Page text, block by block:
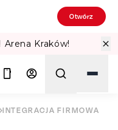
Otwórz
INTEGRACJA FIRMOWA